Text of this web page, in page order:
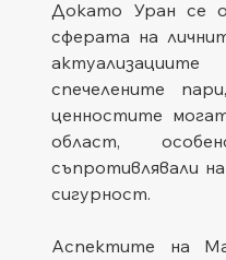
Докато Уран се
сферата на
спечелените
ценностите
област,
съпротивлявали
сигурност.
Аспектите на